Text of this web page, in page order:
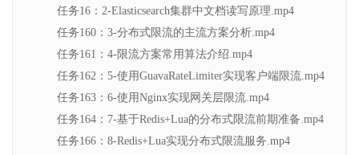
任务16：2-Elasticsearch集群中文档读写原理.mp4
任务160：3-分布式限流的主流方案分析.mp4
任务161：4-限流方案常用算法介绍.mp4
任务162：5-使用GuavaRateLimiter实现客户端限流.mp4
任务163：6-使用Nginx实现网关层限流.mp4
任务164：7-基于Redis+Lua的分布式限流前期准备.mp4
任务166：8-Redis+Lua实现分布式限流服务.mp4